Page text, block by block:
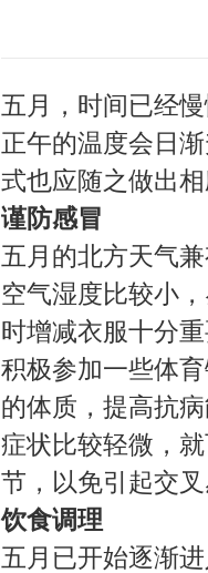
五月，时间已经
正午的温度会日
式也应随之做出
谨防感冒
五月的北方天气
空气湿度比较小
时增减衣服十分
积极参加一些体
的体质，提高抗
症状比较轻微，
节，以免引起交
饮食调理
五月已开始逐渐